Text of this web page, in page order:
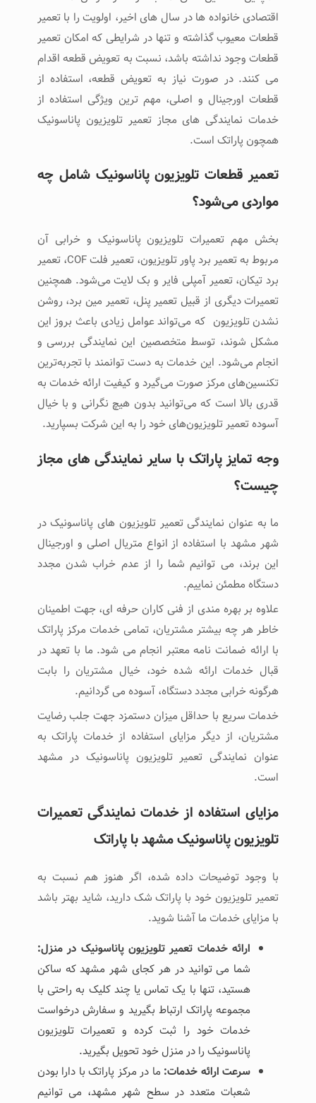
اقتصادی خانواده ها در سال های اخیر، اولویت را با تعمیر
قطعات معیوب گذاشته و تنها در شرایطی که امکان تعمیر
قطعات وجود نداشته باشد، نسبت به تعویض قطعه اقدام
می کنند. در صورت نیاز به تعویض قطعه، استفاده از
قطعات اورجینال و اصلی، مهم ترین ویژگی استفاده از
خدمات نمایندگی های مجاز تعمیر تلویزیون پاناسونیک
همچون پاراتک است.
تعمیر قطعات تلویزیون پاناسونیک شامل چه
مواردی می‌شود؟
بخش مهم تعمیرات تلویزیون پاناسونیک و خرابی آن
مربوط به تعمیر برد پاور تلویزیون، تعمیر فلت COF، تعمیر
برد تیکان، تعمیر آمپلی فایر و بک لایت می‌شود‌‌. همچنین
تعمیرات دیگری از قبیل تعمیر پنل، تعمیر مین برد، روشن
نشدن تلویزیون که می‌تواند عوامل زیادی باعث بروز این
مشکل شوند، توسط متخصصین این نمایندگی بررسی و
انجام می‌شود‌. این خدمات به دست توانمند با تجربه‌ترین
تکنسین‌های مرکز صورت می‌گیرد و کیفیت ارائه خدمات به
قدری بالا است که می‌توانید بدون هیچ نگرانی و با خیال
آسوده تعمیر تلویزیون‌های خود را به این شرکت بسپارید.
وجه تمایز پاراتک با سایر نمایندگی های مجاز
چیست؟
ما به عنوان نمایندگی تعمیر تلویزیون های پاناسونیک در
شهر مشهد با استفاده از انواع متریال اصلی و اورجینال
این برند، می توانیم شما را از عدم خراب شدن مجدد
دستگاه مطمئن نماییم.
علاوه بر بهره مندی از فنی کاران حرفه ای، جهت اطمینان
خاطر هر چه بیشتر مشتریان، تمامی خدمات مرکز پاراتک
با ارائه ضمانت نامه معتبر انجام می شود. ما با تعهد در
قبال خدمات ارائه شده خود، خیال مشتریان را بابت
هرگونه خرابی مجدد دستگاه، آسوده می گردانیم.
خدمات سریع با حداقل میزان دستمزد جهت جلب رضایت
مشتریان، از دیگر مزایای استفاده از خدمات پاراتک به
عنوان نمایندگی تعمیر تلویزیون پاناسونیک در مشهد
است.
مزایای استفاده از خدمات نمایندگی تعمیرات
تلویزیون پاناسونیک مشهد با پاراتک
با وجود توضیحات داده شده، اگر هنوز هم نسبت به
تعمیر تلویزیون خود با پاراتک شک دارید، شاید بهتر باشد
با مزایای خدمات ما آشنا شوید.
ارائه خدمات تعمیر تلویزیون پاناسونیک در منزل:
شما می توانید در هر کجای شهر مشهد که ساکن
هستید، تنها با یک تماس یا چند کلیک به راحتی با
مجموعه پاراتک ارتباط بگیرید و سفارش درخواست
خدمات خود را ثبت کرده و تعمیرات تلویزیون
پاناسونیک را در منزل خود تحویل بگیرید.
سرعت ارائه خدمات: ما در مرکز پاراتک با دارا بودن
شعبات متعدد در سطح شهر مشهد، می توانیم